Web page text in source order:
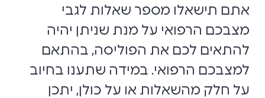
אתם תישאלו מספר שאלות לגבי
מצבכם הרפואי על מנת שניתן יהיה
להתאים לכם את הפוליסה, בהתאם
למצבכם הרפואי. במידה שתענו בחיוב
על חלק מהשאלות או על כולן, יתכן